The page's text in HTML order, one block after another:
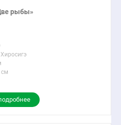
рыбы»
см